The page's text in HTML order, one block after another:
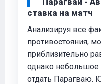
Парагвай -
ставка на матч
Анализируя все
противостояния,
приблизительно
однако небольшое
отдать Парагваю.